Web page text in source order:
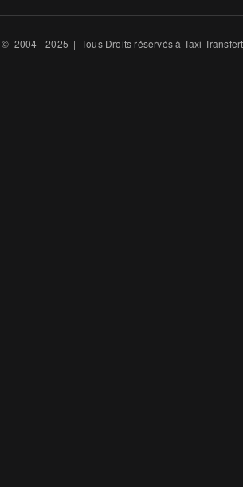
© 2004 - 2025 | Tous Droits ré́servés à Taxi